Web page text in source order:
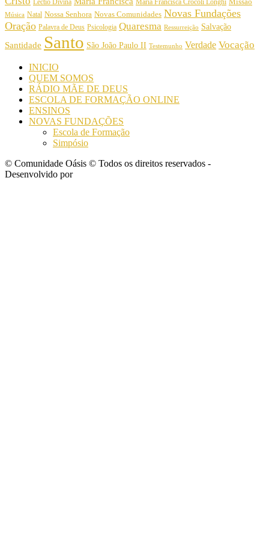
Lectio Divina Maria Francisca Crocoli Longhi Missão
Música Natal Nossa Senhora Novas Comunidades Novas Fundações
Oração Palavra de Deus Psicologia Quaresma Ressurreição Salvação
Santidade Santo São João Paulo II Testemunho Verdade Vocação
INICIO
QUEM SOMOS
RÁDIO MÃE DE DEUS
ESCOLA DE FORMAÇÃO ONLINE
ENSINOS
NOVAS FUNDAÇÕES
Escola de Formação
Simpósio
© Comunidade Oásis © Todos os direitos reservados -
Desenvolvido por